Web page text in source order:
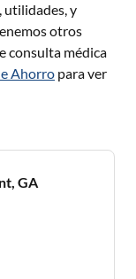
utilidades, y
otros
consulta médica
Ahorro para ver
GA